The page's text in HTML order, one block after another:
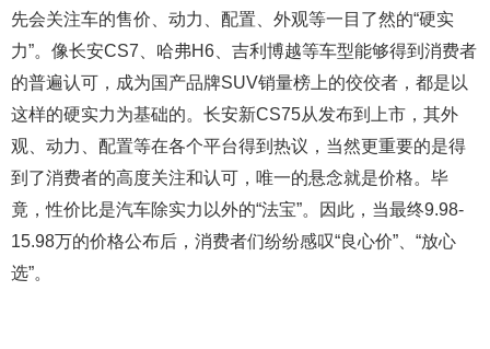
先会关注车的售价、动力、配置、外观等一目了然的“硬实
力”。像长安CS7、哈弗H6、吉利博越等车型能够得到消费者
的普遍认可，成为国产品牌SUV销量榜上的佼佼者，都是以
这样的硬实力为基础的。长安新CS75从发布到上市，其外
观、动力、配置等在各个平台得到热议，当然更重要的是得
到了消费者的高度关注和认可，唯一的悬念就是价格。毕
竟，性价比是汽车除实力以外的“法宝”。因此，当最终9.98-
15.98万的价格公布后，消费者们纷纷感叹“良心价”、“放心
选”。